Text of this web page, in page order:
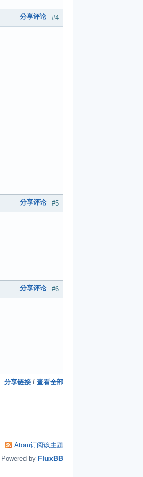
#4
分享评论
#5
分享评论
#6
分享评论
分享链接 / 查看全部
Atom订阅该主题
Powered by FluxBB